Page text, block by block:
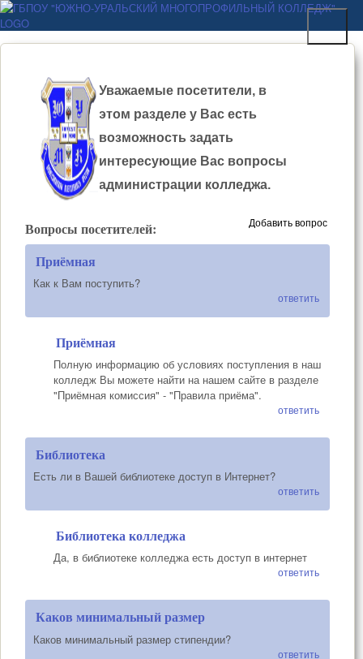
Перейти к основному
содержанию
ГБПОУ "ЮЖНО-
УРАЛЬСКИЙ
МНОГОПРОФИЛЬНЫЙ
КОЛЛЕДЖ" Уважаемые посетители, в
этом разделе у Вас есть
возможность задать
интересующие Вас вопросы
администрации колледжа.
Добавить вопрос
Вопросы посетителей:
Приёмная
Как к Вам поступить?
ответить
Приёмная
Полную информацию об условиях поступления в наш
колледж Вы можете найти на нашем сайте в разделе
"Приёмная комиссия" - "Правила приёма".
ответить
Библиотека
Есть ли в Вашей библиотеке доступ в Интернет?
ответить
Библиотека колледжа
Да, в библиотеке колледжа есть доступ в интернет
ответить
Каков минимальный размер
Каков минимальный размер стипендии?
ответить